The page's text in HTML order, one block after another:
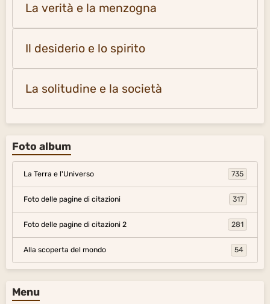
La verità e la menzogna
Il desiderio e lo spirito
La solitudine e la società
Foto album
La Terra e l'Universo 735
Foto delle pagine di citazioni 317
Foto delle pagine di citazioni 2 281
Alla scoperta del mondo 54
Menu